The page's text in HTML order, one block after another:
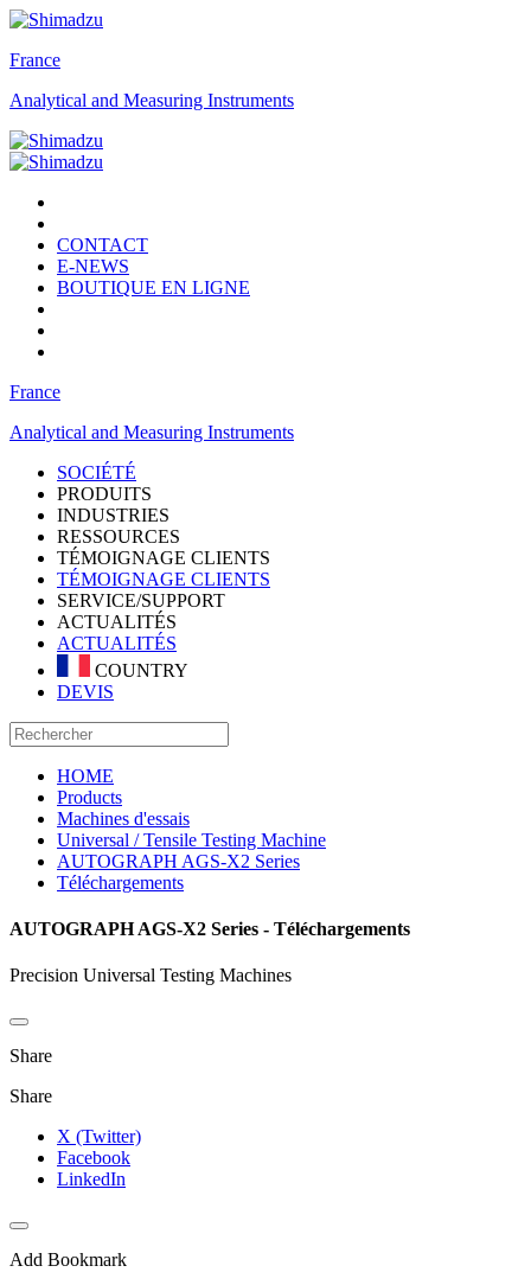
France
Analytical and Measuring Instruments
CONTACT
E-NEWS
BOUTIQUE EN LIGNE
France
Analytical and Measuring Instruments
SOCIÉTÉ
PRODUITS
INDUSTRIES
RESSOURCES
TÉMOIGNAGE CLIENTS
TÉMOIGNAGE CLIENTS
SERVICE/SUPPORT
ACTUALITÉS
ACTUALITÉS
COUNTRY
DEVIS
HOME
Products
Machines d'essais
Universal / Tensile Testing Machine
AUTOGRAPH AGS-X2 Series
Téléchargements
AUTOGRAPH AGS-X2 Series - Téléchargements
Precision Universal Testing Machines
Share
Share
X (Twitter)
Facebook
LinkedIn
Add Bookmark